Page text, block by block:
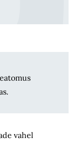
vahel